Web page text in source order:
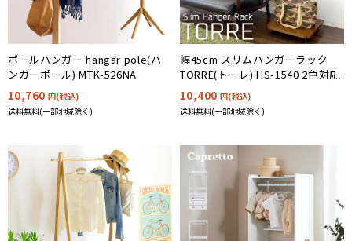
ポールハンガー hangar pole(ハ
ンガーポール) MTK-526NA
10,760 円(税込)
送料無料(一部地域除く)
幅45cm スリムハンガーラック
TORRE(トーレ) HS-1540 2色対応
10,400 円(税込)
送料無料(一部地域除く)